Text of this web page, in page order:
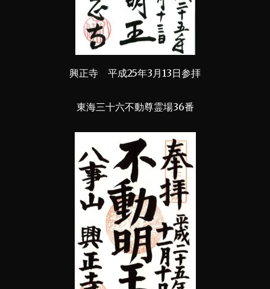
興正寺 平成25年3月13日参拝
東海三十六不動尊霊場36番